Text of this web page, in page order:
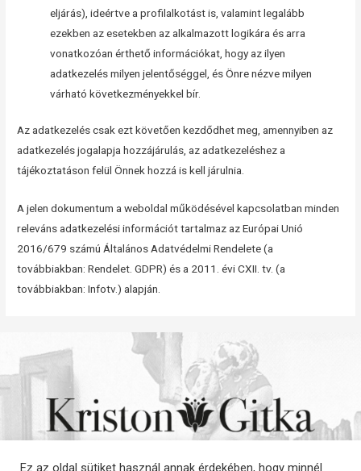
eljárás), ideértve a profilalkotást is, valamint legalább
ezekben az esetekben az alkalmazott logikára és arra
vonatkozóan érthető információkat, hogy az ilyen
adatkezelés milyen jelentőséggel, és Önre nézve milyen
várható következményekkel bír.
Az adatkezelés csak ezt követően kezdődhet meg, amennyiben az
adatkezelés jogalapja hozzájárulás, az adatkezeléshez a
tájékoztatáson felül Önnek hozzá is kell járulnia.
A jelen dokumentum a weboldal működésével kapcsolatban minden
releváns adatkezelési információt tartalmaz az Európai Unió
2016/679 számú Általános Adatvédelmi Rendelete (a
továbbiakban: Rendelet. GDPR) és a 2011. évi CXII. tv. (a
továbbiakban: Infotv.) alapján.
Ez az oldal sütiket használ annak érdekében, hogy minnél